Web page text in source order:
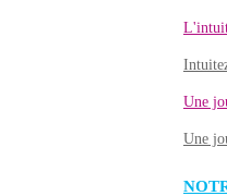
Une
Une